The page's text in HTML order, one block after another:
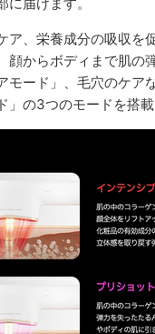
届けます。
ア、栄養成分の吸収を
顔からボディまで肌の
モード」、毛穴のケア
」の3つのモードを搭載